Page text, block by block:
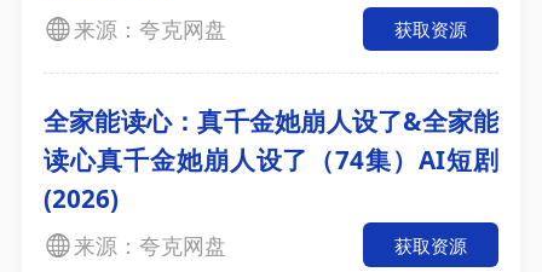
来源：夸克网盘 获取资源
全家能读心：真千金她崩人设了&全家能
读心真千金她崩人设了（74集）AI短剧
(2026)
来源：夸克网盘 获取资源